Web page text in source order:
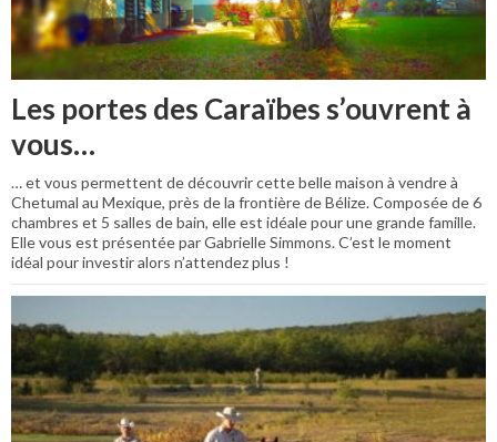
Les portes des Caraïbes s’ouvrent à
vous…
… et vous permettent de découvrir cette belle maison à vendre à
Chetumal au Mexique, près de la frontière de Bélize. Composée de 6
chambres et 5 salles de bain, elle est idéale pour une grande famille.
Elle vous est présentée par Gabrielle Simmons. C’est le moment
idéal pour investir alors n’attendez plus !